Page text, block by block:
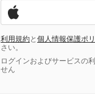
利用規約と 個人情報保護ポ
さい。
ログインおよびサービスの
せん